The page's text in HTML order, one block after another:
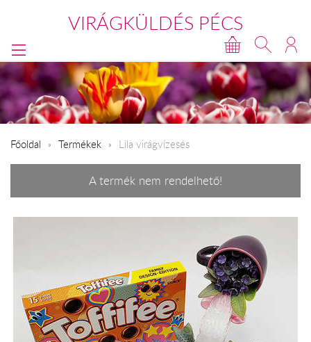
VIRÁGKÜLDÉS PÉCS
Főoldal Termékek Lila virágvízesés
A termék nem rendelhető!